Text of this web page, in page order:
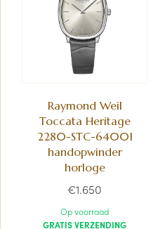
Raymond Weil
Toccata Heritage
2280-STC-64001
handopwinder
horloge
€1.650
Op voorraad
GRATIS VERZENDING